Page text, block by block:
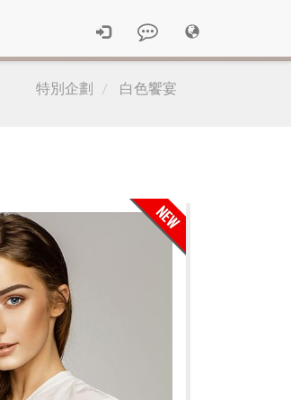
特別企劃 白色饗宴